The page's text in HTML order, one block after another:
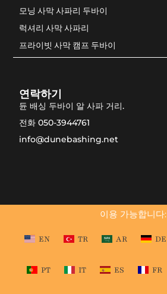
모닝 사막 사파리 두바이
럭셔리 사막 사파리
프라이빗 사막 캠프 두바이
연락하기
듄 배싱 두바이 알 사파 거리.
전화 050-3944761
info@dunebashing.net
이용 가능합니다:
EN TR AR DE
PT IT ES FR